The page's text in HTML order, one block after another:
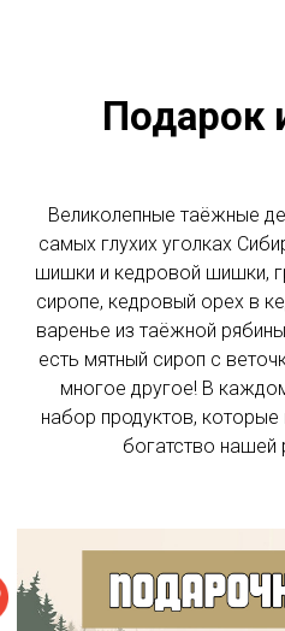
Подарок
Великолепные таёжные
самых глухих уголках
шишки и кедровой шишки,
сиропе, кедровый орех в
варенье из таёжной
есть мятный сироп с
многое другое! В
набор продуктов,
богатство нашей
Добавить
Добавить
Нет в наличии